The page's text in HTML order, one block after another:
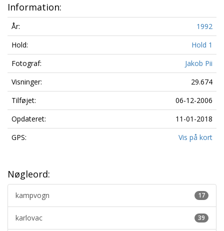
Information:
År:
1992
Hold:
Hold 1
Fotograf:
Jakob Pii
Visninger:
29.674
Tilføjet:
06-12-2006
Opdateret:
11-01-2018
GPS:
Vis på kort
Nøgleord:
17
kampvogn
39
karlovac